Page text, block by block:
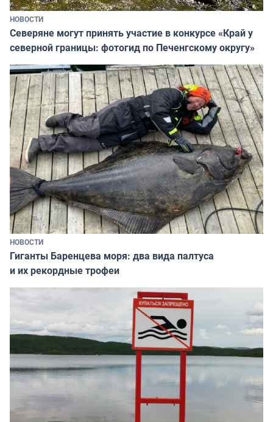
НОВОСТИ
Северяне могут принять участие в конкурсе «Край у
северной границы: фотогид по Печенгскому округу»
НОВОСТИ
Гиганты Баренцева моря: два вида палтуса
и их рекордные трофеи